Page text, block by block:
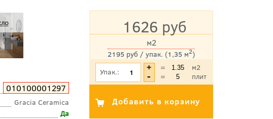
010100001297
Gracia Ceramica
Да
1626 руб
2195 руб / упак. (1,35 м2)
м2
*Цена указана с учетом НДС
Упак.: =
м2
=
плит